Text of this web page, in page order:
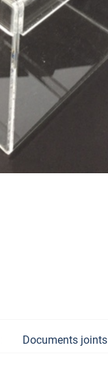
Documents joints